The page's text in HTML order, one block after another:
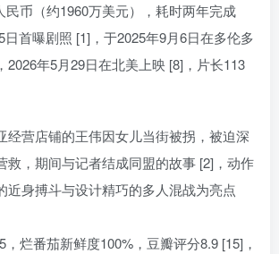
民币（约1960万美元），耗时两年完成
日首曝剧照 [1]，于2025年9月6日在多伦多
2026年5月29日在北美上映 [8]，片长113
经营店铺的王伟因女儿当街被拐，被迫深
救，期间与记者结成同盟的故事 [2]，动作
近身搏斗与设计精巧的多人混战为亮点
烂番茄新鲜度100%，豆瓣评分8.9 [15]，